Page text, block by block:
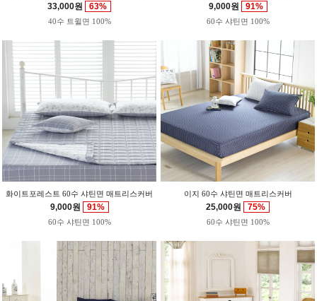
33,000원 63%
40수 트윌면 100%
9,000원 91%
60수 샤틴면 100%
화이트포레스트 60수 샤틴면 매트리스커버
9,000원 91%
60수 샤틴면 100%
이지 60수 샤틴면 매트리스커버
25,000원 75%
60수 샤틴면 100%